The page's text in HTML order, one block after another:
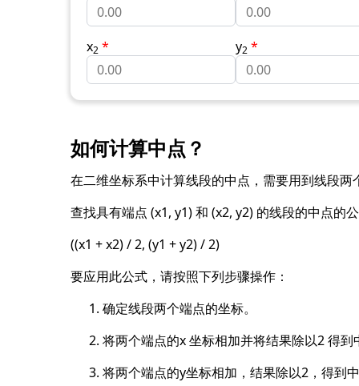
x2 * y2 *
如何计算中点？
在二维坐标系中计算线段的中点，需要用到线段两
查找具有端点 (x1, y1) 和 (x2, y2) 的线段的中点的
((x1 + x2) / 2, (y1 + y2) / 2)
要应用此公式，请按照下列步骤操作：
确定线段两个端点的坐标。
将两个端点的x 坐标相加并将结果除以2 得到
将两个端点的y坐标相加，结果除以2，得到